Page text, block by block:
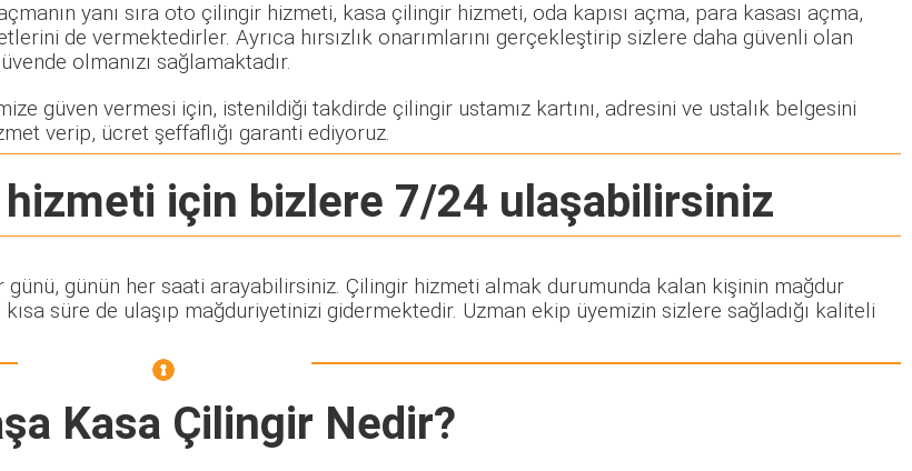
yanı sıra oto çilingir hizmeti, kasa çilingir hizmeti, oda kapısı açma, para kasası açma,
de vermektedirler. Ayrıca hırsızlık onarımlarını gerçekleştirip sizlere daha güvenli olan
olmanızı sağlamaktadır.
güven vermesi için, istenildiği takdirde çilingir ustamız kartını, adresini ve ustalık belgesini
verip, ücret şeffaflığı garanti ediyoruz.
hizmeti için bizlere 7/24 ulaşabilirsiniz
günün her saati arayabilirsiniz. Çilingir hizmeti almak durumunda kalan kişinin mağdur
süre de ulaşıp mağduriyetinizi gidermektedir. Uzman ekip üyemizin sizlere sağladığı kaliteli
Kasa Çilingir Nedir?